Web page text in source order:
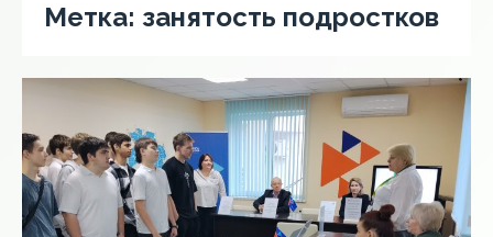
Метка: занятость подростков